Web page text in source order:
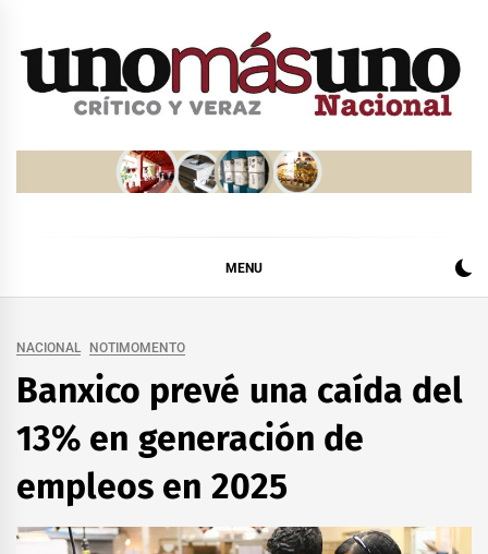
MENU
NACIONAL NOTIMOMENTO
Banxico prevé una caída del
13% en generación de
empleos en 2025